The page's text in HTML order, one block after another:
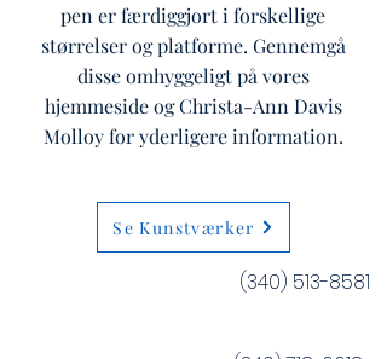
pen er færdiggjort i forskellige
størrelser og platforme. Gennemgå
disse omhyggeligt på vores
hjemmeside og Christa-Ann Davis
Molloy for yderligere information.
Se Kunstværker
(340) 513-8581